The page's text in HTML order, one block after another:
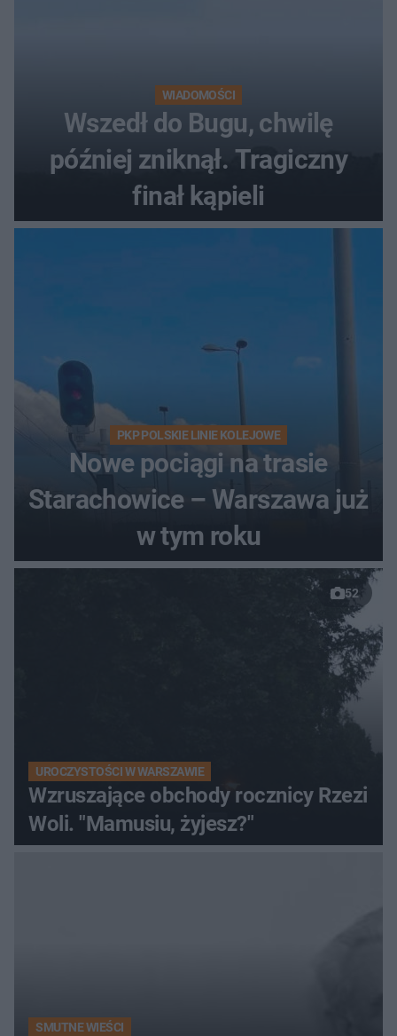
WIADOMOŚCI
Wszedł do Bugu, chwilę
później zniknął. Tragiczny
finał kąpieli
PKP POLSKIE LINIE KOLEJOWE
Nowe pociągi na trasie
Starachowice – Warszawa już
w tym roku
52
UROCZYSTOŚCI W WARSZAWIE
Wzruszające obchody rocznicy Rzezi
Woli. "Mamusiu, żyjesz?"
SMUTNE WIEŚCI